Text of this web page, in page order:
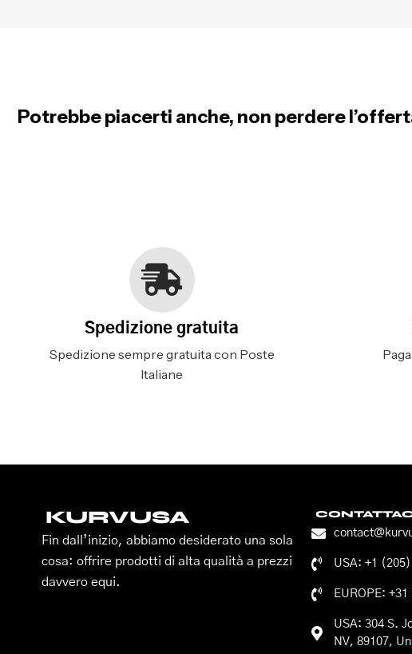
Potrebbe piacerti anche, non perdere
Spedizione gratuita
Spedizione sempre gratuita con Poste
Italiane
KURVUSA
Fin dall’inizio, abbiamo desiderato una sola
cosa: offrire prodotti di alta qualità a prezzi
davvero equi.
USA: +1
EUROPE: +31
USA: 304 S.
NV, 89107,